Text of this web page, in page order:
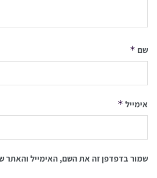
שם *
אימייל *
שמור בדפדפן זה את השם, האימייל והאתר